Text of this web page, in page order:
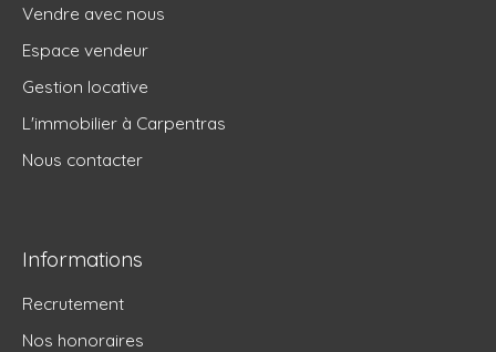
Vendre avec nous
Espace vendeur
Gestion locative
L'immobilier à Carpentras
Nous contacter
Informations
Recrutement
Nos honoraires